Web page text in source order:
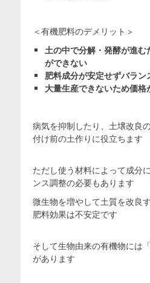
＜有機肥料のデメリット＞
土の中で分解・発酵が進
ができない
肥料成分が安定せずバラン
大量生産できないため価格
病気を抑制したり、土壌改良
付け前の土作りに役立ちます
ただし使う材料によって成分
ンス調整の必要もあります
微生物を増やして土質を改良
肥料効果は不安定です
そして生物由来の有機物には
があります